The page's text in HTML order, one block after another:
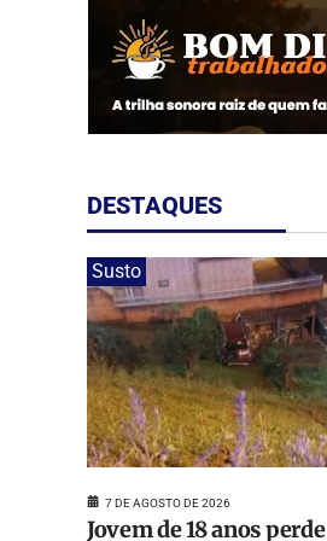
DESTAQUES
Susto
7 DE AGOSTO DE 2026
Jovem de 18 anos perde